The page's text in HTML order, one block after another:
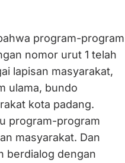
program-program
nomor urut 1 telah
lapisan masyarakat,
ulama, bundo
kota padang.
program-program
masyarakat. Dan
berdialog dengan